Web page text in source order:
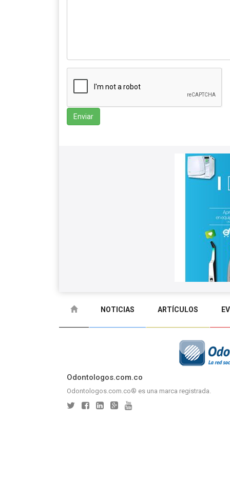
Enviar
NOTICIAS ARTÍCULOS
Odontologos.com.co
Odontologos.com.co® es una marca registrada.